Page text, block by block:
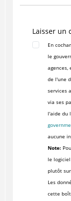
Laisser un
En
le
agences,
de l'une
services
via ses
l'aide du
aucune
Note:
le
plutôt
Les
cette